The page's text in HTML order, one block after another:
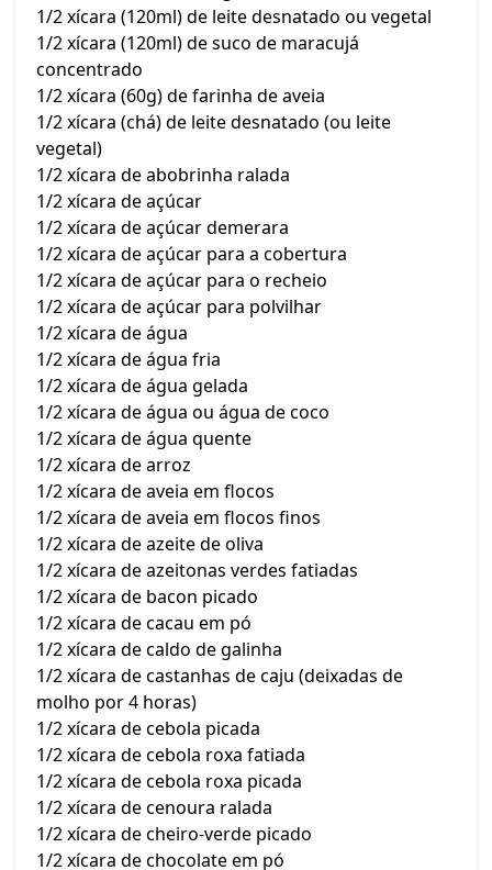
1/2 xícara (120ml) de leite desnatado ou vegetal
1/2 xícara (120ml) de suco de maracujá
concentrado
1/2 xícara (60g) de farinha de aveia
1/2 xícara (chá) de leite desnatado (ou leite
vegetal)
1/2 xícara de abobrinha ralada
1/2 xícara de açúcar
1/2 xícara de açúcar demerara
1/2 xícara de açúcar para a cobertura
1/2 xícara de açúcar para o recheio
1/2 xícara de açúcar para polvilhar
1/2 xícara de água
1/2 xícara de água fria
1/2 xícara de água gelada
1/2 xícara de água ou água de coco
1/2 xícara de água quente
1/2 xícara de arroz
1/2 xícara de aveia em flocos
1/2 xícara de aveia em flocos finos
1/2 xícara de azeite de oliva
1/2 xícara de azeitonas verdes fatiadas
1/2 xícara de bacon picado
1/2 xícara de cacau em pó
1/2 xícara de caldo de galinha
1/2 xícara de castanhas de caju (deixadas de
molho por 4 horas)
1/2 xícara de cebola picada
1/2 xícara de cebola roxa fatiada
1/2 xícara de cebola roxa picada
1/2 xícara de cenoura ralada
1/2 xícara de cheiro-verde picado
1/2 xícara de chocolate em pó